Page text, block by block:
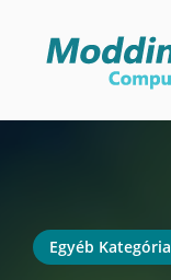
Egyéb Kategória